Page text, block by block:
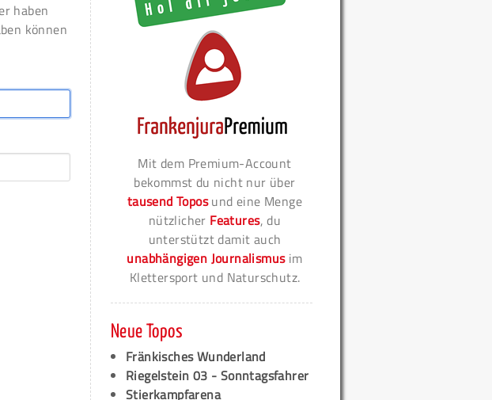
haben
können
Mit dem Premium-Account
bekommst du nicht nur über
tausend Toposund eine Menge
nützlicher Features, du
unterstützt damit auch
unabhängigen Journalismusim
Klettersport und Naturschutz.
Neue Topos
Fränkisches Wunderland
Riegelstein 03 - Sonntagsfahrer
Stierkampfarena